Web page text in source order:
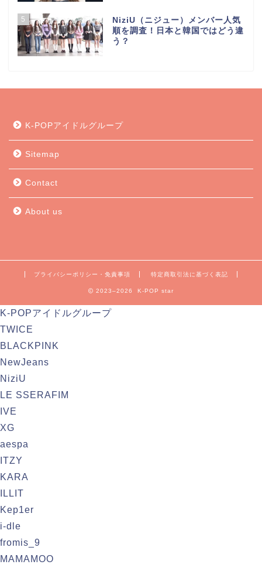
5
NiziU（ニジュー）メンバー人気
順を調査！日本と韓国ではどう違
う？
K-POPアイドルグループ
Sitemap
Contact
About us
プライバシーポリシー・免責事項 特定商取引法に基づく表記
2023–2026 K-POP star
K-POPアイドルグループ
TWICE
BLACKPINK
NewJeans
NiziU
LE SSERAFIM
IVE
XG
aespa
ITZY
KARA
ILLIT
Kep1er
i-dle
fromis_9
MAMAMOO